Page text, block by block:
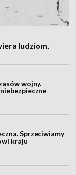
ludziom,
wojny.
Sprzeciwiamy
kraju